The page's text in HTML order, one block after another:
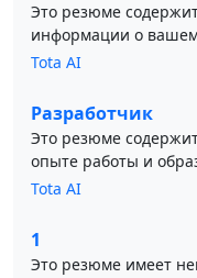
Это резюме
информации о
Tota AI
Разработчик
Это резюме
опыте работы и
Tota AI
1
Это резюме имеет